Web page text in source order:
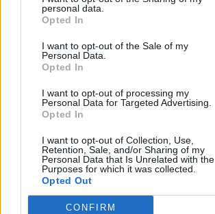
personal data.
Opted In
I want to opt-out of the Sale of my
Personal Data.
Opted In
I want to opt-out of processing my
Personal Data for Targeted Advertising.
Opted In
I want to opt-out of Collection, Use,
Retention, Sale, and/or Sharing of my
Personal Data that Is Unrelated with the
Purposes for which it was collected.
Opted Out
CONFIRM